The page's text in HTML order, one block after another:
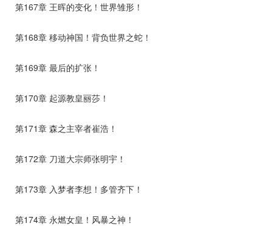
第167章 王晖的变化！世界雏形！
第168章 移动神国！背负世界之蛇！
第169章 最后的扩张！
第170章 起源教皇丽莎！
第171章 森之主宰者崔浩！
第172章 刀道大宗师张明宇！
第173章 入梦者李想！多管齐下！
第174章 永燃女皇！风暴之神！